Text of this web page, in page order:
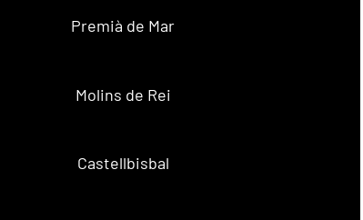
Premià de Mar
Molins de Rei
Castellbisbal